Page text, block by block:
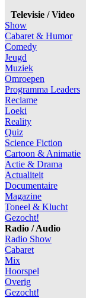
Televisie / Video
Show
Cabaret & Humor
Comedy
Jeugd
Muziek
Omroepen
Programma Leaders
Reclame
Loeki
Reality
Quiz
Science Fiction
Cartoon & Animatie
Actie & Drama
Actualiteit
Documentaire
Magazine
Toneel & Klucht
Gezocht!
Radio / Audio
Radio Show
Cabaret
Mix
Hoorspel
Overig
Gezocht!